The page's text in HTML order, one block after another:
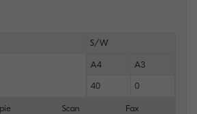
S/W
A4 A3
40 0
Scan Fax